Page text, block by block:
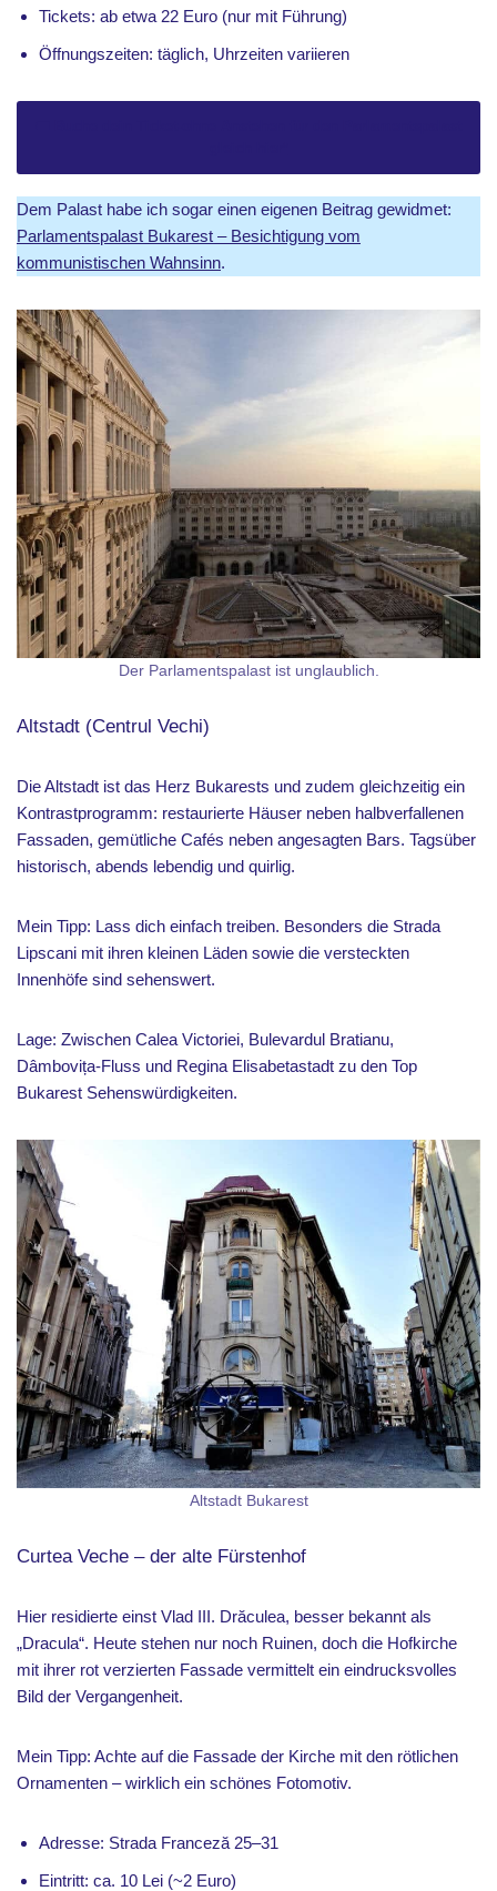
Tickets: ab etwa 22 Euro (nur mit Führung)
Öffnungszeiten: täglich, Uhrzeiten variieren
Dem Palast habe ich sogar einen eigenen Beitrag gewidmet:
Parlamentspalast Bukarest – Besichtigung vom
kommunistischen Wahnsinn.
Der Parlamentspalast ist unglaublich.
Altstadt (Centrul Vechi)
Die Altstadt ist das Herz Bukarests und zudem gleichzeitig ein
Kontrastprogramm: restaurierte Häuser neben halbverfallenen
Fassaden, gemütliche Cafés neben angesagten Bars. Tagsüber
historisch, abends lebendig und quirlig.
Mein Tipp: Lass dich einfach treiben. Besonders die Strada
Lipscani mit ihren kleinen Läden sowie die versteckten
Innenhöfe sind sehenswert.
Lage: Zwischen Calea Victoriei, Bulevardul Bratianu,
Dâmbovița-Fluss und Regina Elisabetastadt zu den Top
Bukarest Sehenswürdigkeiten.
Altstadt Bukarest
Curtea Veche – der alte Fürstenhof
Hier residierte einst Vlad III. Drăculea, besser bekannt als
„Dracula“. Heute stehen nur noch Ruinen, doch die Hofkirche
mit ihrer rot verzierten Fassade vermittelt ein eindrucksvolles
Bild der Vergangenheit.
Mein Tipp: Achte auf die Fassade der Kirche mit den rötlichen
Ornamenten – wirklich ein schönes Fotomotiv.
Adresse: Strada Franceză 25–31
Eintritt: ca. 10 Lei (~2 Euro)